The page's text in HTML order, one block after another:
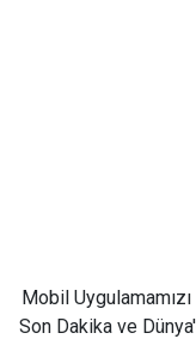
Mobil
Son Dakika ve